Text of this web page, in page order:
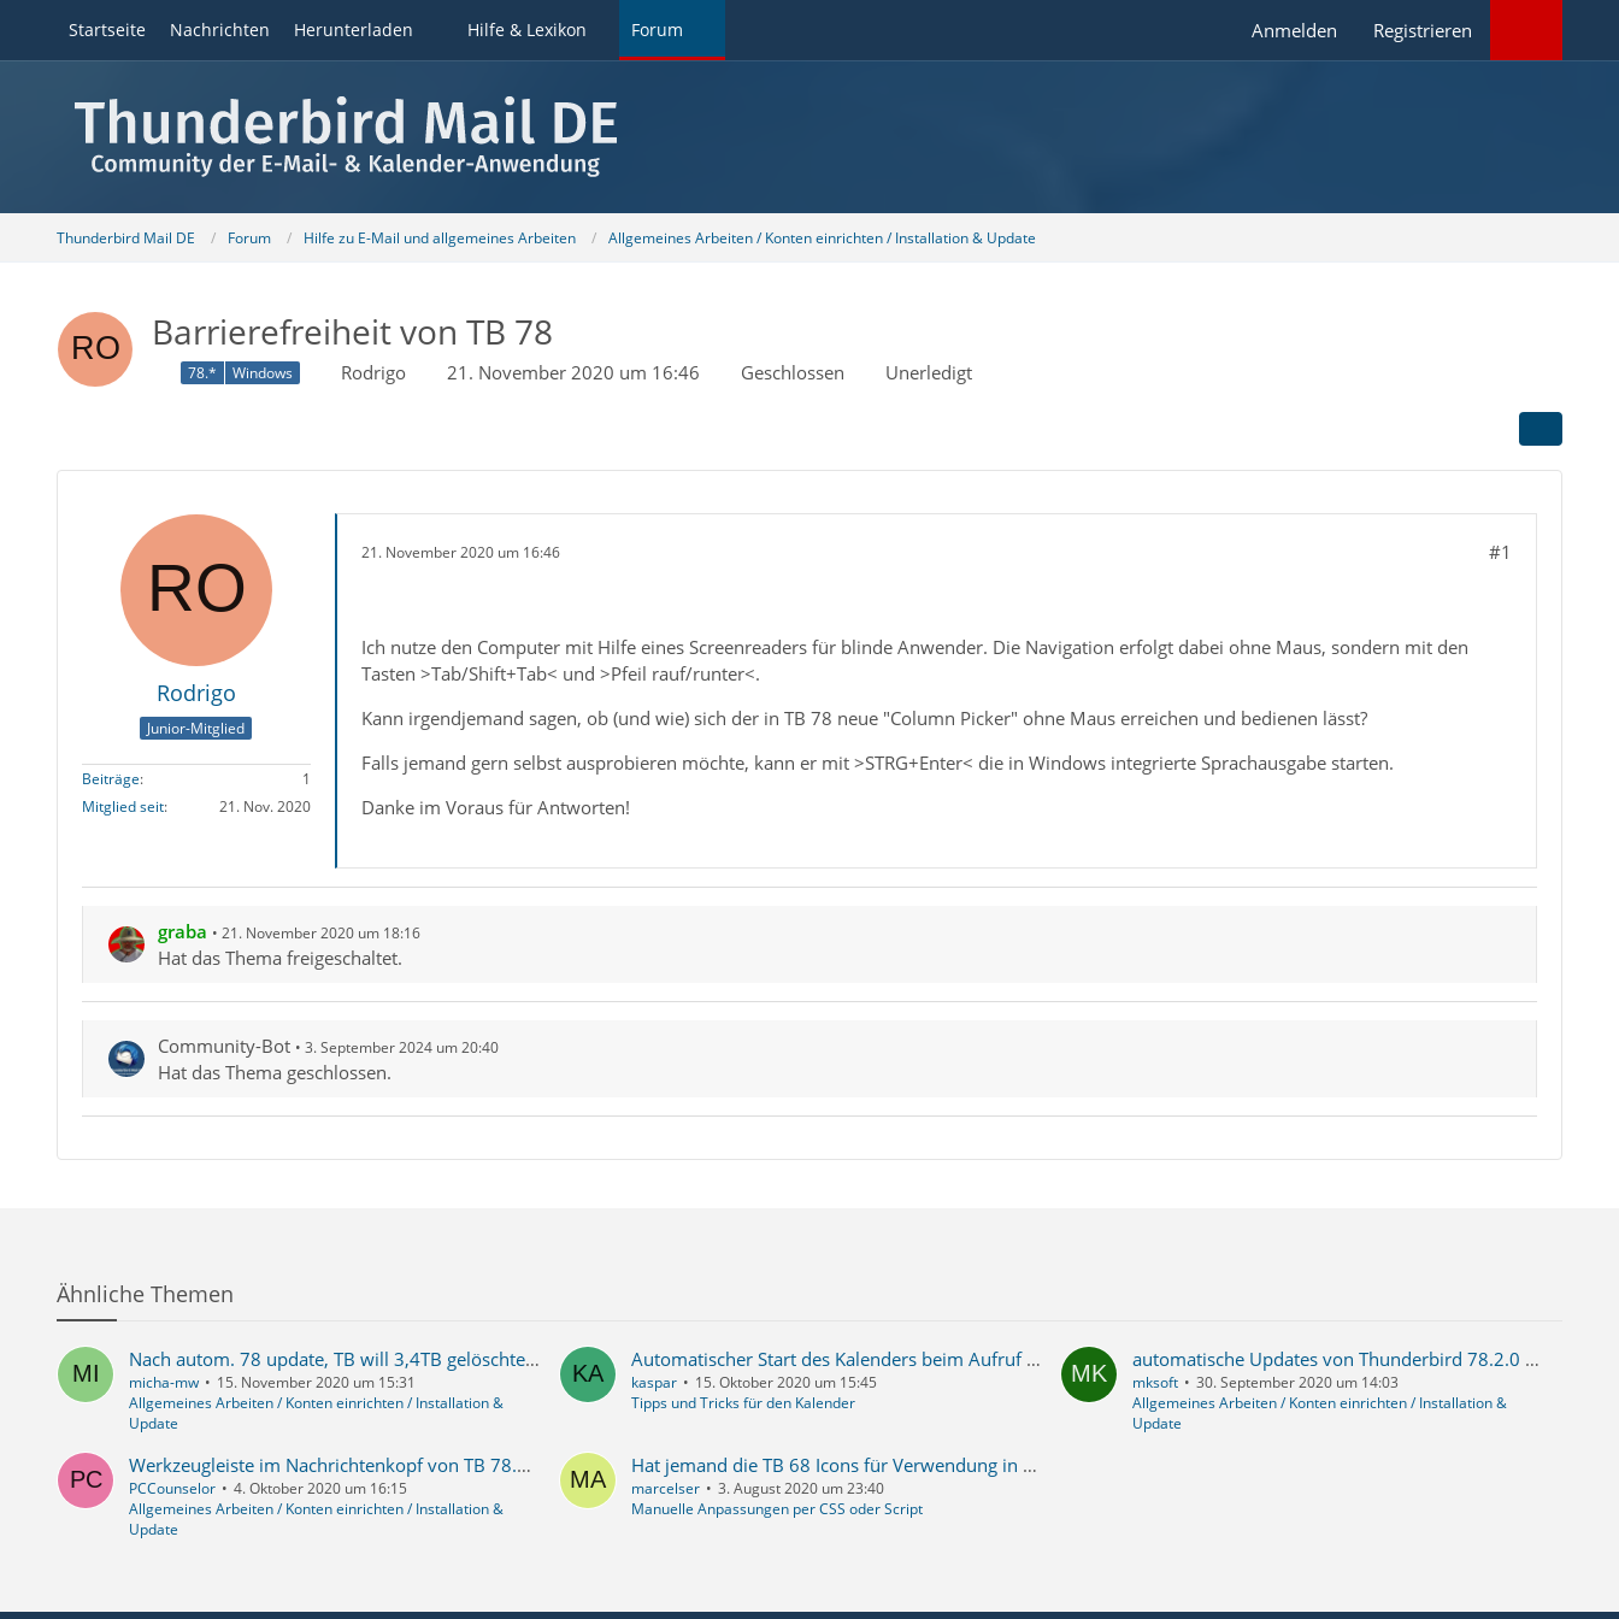
Startseite Nachrichten Herunterladen Hilfe & Lexikon Forum Anmelden Registrieren
Thunderbird Mail DE Forum Hilfe zu E-Mail und allgemeines Arbeiten Allgemeines Arbeiten / Konten einrichten / Installation & Update
Barrierefreiheit von TB 78
78.* Windows Rodrigo 21. November 2020 um 16:46 Geschlossen Unerledigt
Rodrigo
Junior-Mitglied
Beiträge
1
Mitglied seit
21. Nov. 2020
21. November 2020 um 16:46 #1
Ich nutze den Computer mit Hilfe eines Screenreaders für blinde Anwender. Die Navigation erfolgt dabei ohne Maus, sondern mit den
Tasten >Tab/Shift+Tab< und >Pfeil rauf/runter<.
Kann irgendjemand sagen, ob (und wie) sich der in TB 78 neue "Column Picker" ohne Maus erreichen und bedienen lässt?
Falls jemand gern selbst ausprobieren möchte, kann er mit >STRG+Enter< die in Windows integrierte Sprachausgabe starten.
Danke im Voraus für Antworten!
graba 21. November 2020 um 18:16
Hat das Thema freigeschaltet.
Community-Bot 3. September 2024 um 20:40
Hat das Thema geschlossen.
Ähnliche Themen
Nach autom. 78 update, TB will 3,4TB gelöschte mails von HD löschen, die hat aber nur 488GB
micha-mw
15. November 2020 um 15:31
Allgemeines Arbeiten / Konten einrichten / Installation &
Update
Automatischer Start des Kalenders beim Aufruf von TB 78
kaspar
15. Oktober 2020 um 15:45
Tipps und Tricks für den Kalender
automatische Updates von Thunderbird 78.2.0 auf Thunderbird 78.2.2,
mksoft
30. September 2020 um 14:03
Allgemeines Arbeiten / Konten einrichten / Installation &
Update
Werkzeugleiste im Nachrichtenkopf von TB 78.x nicht anpassbar?
PCCounselor
4. Oktober 2020 um 16:15
Allgemeines Arbeiten / Konten einrichten / Installation &
Update
Hat jemand die TB 68 Icons für Verwendung in der userChrome von TB 78?
marcelser
3. August 2020 um 23:40
Manuelle Anpassungen per CSS oder Script